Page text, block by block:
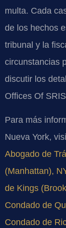
multa. Cada
de los hechos
tribunal y la
circunstancias
discutir los
Offices Of
Para más
Nueva York,
Abogado de
(Manhattan),
de Kings
Condado de
Condado de